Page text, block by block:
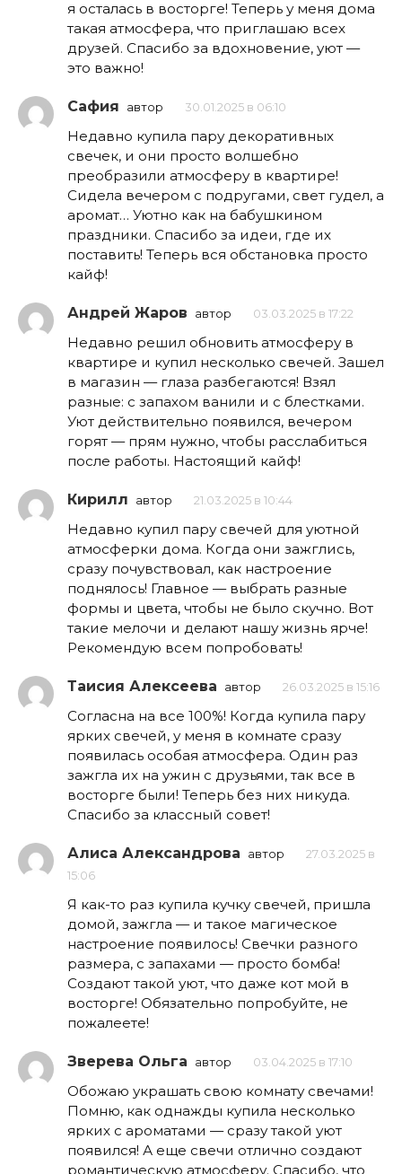
я осталась в восторге! Теперь у меня дома
такая атмосфера, что приглашаю всех
друзей. Спасибо за вдохновение, уют —
это важно!
Сафия автор 30.01.2025 в 06:10
Недавно купила пару декоративных
свечек, и они просто волшебно
преобразили атмосферу в квартире!
Сидела вечером с подругами, свет гудел, а
аромат… Уютно как на бабушкином
праздники. Спасибо за идеи, где их
поставить! Теперь вся обстановка просто
кайф!
Андрей Жаров автор 03.03.2025 в 17:22
Недавно решил обновить атмосферу в
квартире и купил несколько свечей. Зашел
в магазин — глаза разбегаются! Взял
разные: с запахом ванили и с блестками.
Уют действительно появился, вечером
горят — прям нужно, чтобы расслабиться
после работы. Настоящий кайф!
Кирилл автор 21.03.2025 в 10:44
Недавно купил пару свечей для уютной
атмосферки дома. Когда они зажглись,
сразу почувствовал, как настроение
поднялось! Главное — выбрать разные
формы и цвета, чтобы не было скучно. Вот
такие мелочи и делают нашу жизнь ярче!
Рекомендую всем попробовать!
Таисия Алексеева автор 26.03.2025 в 15:16
Согласна на все 100%! Когда купила пару
ярких свечей, у меня в комнате сразу
появилась особая атмосфера. Один раз
зажгла их на ужин с друзьями, так все в
восторге были! Теперь без них никуда.
Спасибо за классный совет!
Алиса Александрова автор
27.03.2025 в
15:06
Я как-то раз купила кучку свечей, пришла
домой, зажгла — и такое магическое
настроение появилось! Свечки разного
размера, с запахами — просто бомба!
Создают такой уют, что даже кот мой в
восторге! Обязательно попробуйте, не
пожалеете!
Зверева Ольга автор 03.04.2025 в 17:10
Обожаю украшать свою комнату свечами!
Помню, как однажды купила несколько
ярких с ароматами — сразу такой уют
появился! А еще свечи отлично создают
романтическую атмосферу. Спасибо, что